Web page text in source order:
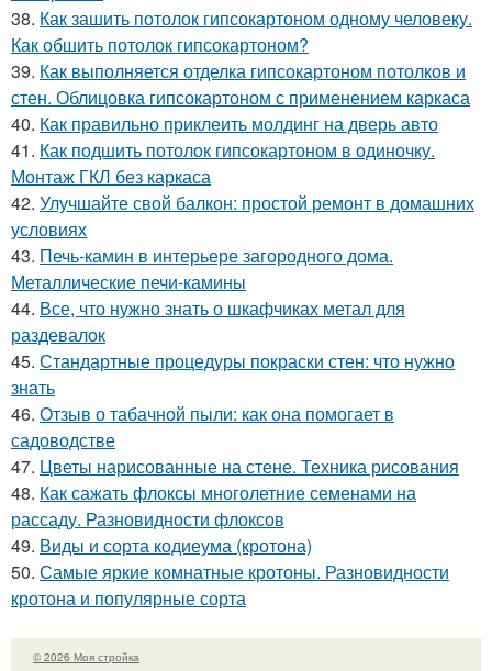
38. Как зашить потолок гипсокартоном одному человеку.
Как обшить потолок гипсокартоном?
39. Как выполняется отделка гипсокартоном потолков и
стен. Облицовка гипсокартоном с применением каркаса
40. Как правильно приклеить молдинг на дверь авто
41. Как подшить потолок гипсокартоном в одиночку.
Монтаж ГКЛ без каркаса
42. Улучшайте свой балкон: простой ремонт в домашних
условиях
43. Печь-камин в интерьере загородного дома.
Металлические печи-камины
44. Все, что нужно знать о шкафчиках метал для
раздевалок
45. Стандартные процедуры покраски стен: что нужно
знать
46. Отзыв о табачной пыли: как она помогает в
садоводстве
47. Цветы нарисованные на стене. Техника рисования
48. Как сажать флоксы многолетние семенами на
рассаду. Разновидности флоксов
49. Виды и сорта кодиеума (кротона)
50. Самые яркие комнатные кротоны. Разновидности
кротона и популярные сорта
© 2026 Моя стройка